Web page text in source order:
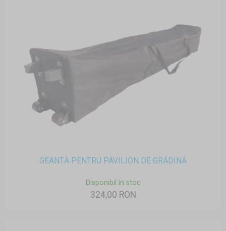
GEANTĂ PENTRU PAVILION DE GRĂDINĂ
Disponibil în stoc
324,00 RON